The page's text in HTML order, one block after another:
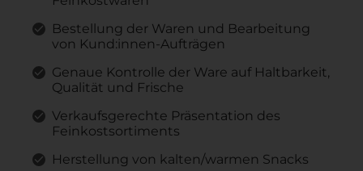
Bestellung der Waren und Bearbeitung
von Kund:innen-Aufträgen
Genaue Kontrolle der Ware auf Haltbarkeit,
Qualität und Frische
Verkaufsgerechte Präsentation des
Feinkostsortiments
Herstellung von kalten/warmen Snacks